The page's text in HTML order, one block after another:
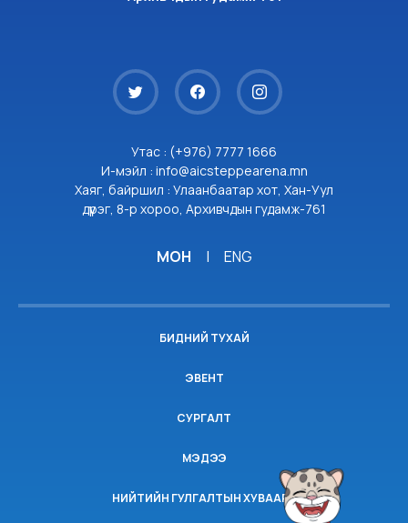
Утас : (+976) 7777 1666
И-мэйл : info@aicsteppearena.mn
Хаяг, байршил : Улаанбаатар хот, Хан-Уул
дүүрэг, 8-р хороо, Архивчдын гудамж-761
МОН | ENG
БИДНИЙ ТУХАЙ
ЭВЕНТ
СУРГАЛТ
МЭДЭЭ
НИЙТИЙН ГУЛГАЛТЫН ХУВААРЬ